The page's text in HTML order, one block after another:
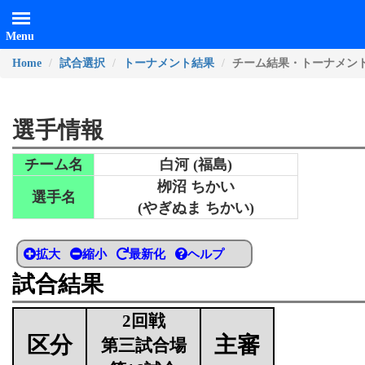
Menu
Home 試合選択 トーナメント結果 チーム結果・トーナメン
選手情報
チーム名
白河 (福島)
選手名
栁沼 ちかい
(やぎぬま ちかい)
拡大 縮小 最新化 ヘルプ
試合結果
区分
2回戦
第三試合場
主審